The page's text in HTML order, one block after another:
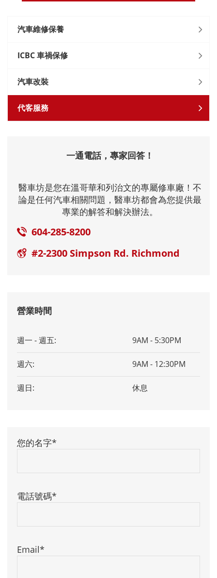
汽車維修保養
ICBC 車禍保修
汽車改裝
代客服務
一通電話，專家回答！
醫車坊是您在溫哥華和列治文的專屬修車廠！不
論是任何汽車相關問題，醫車坊都會為您提供最
專業的解答和解決辦法。
604-285-8200
#2-2300 Simpson Rd. Richmond
營業時間
週一 - 週五: 9AM - 5:30PM
週六: 9AM - 12:30PM
週日: 休息
您的名字*
電話號碼*
Email*